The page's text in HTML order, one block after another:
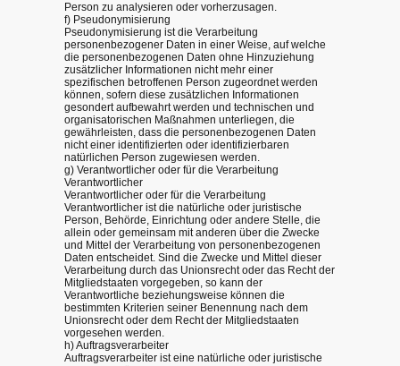
Person zu analysieren oder vorherzusagen.
f) Pseudonymisierung
Pseudonymisierung ist die Verarbeitung
personenbezogener Daten in einer Weise, auf welche
die personenbezogenen Daten ohne Hinzuziehung
zusätzlicher Informationen nicht mehr einer
spezifischen betroffenen Person zugeordnet werden
können, sofern diese zusätzlichen Informationen
gesondert aufbewahrt werden und technischen und
organisatorischen Maßnahmen unterliegen, die
gewährleisten, dass die personenbezogenen Daten
nicht einer identifizierten oder identifizierbaren
natürlichen Person zugewiesen werden.
g) Verantwortlicher oder für die Verarbeitung
Verantwortlicher
Verantwortlicher oder für die Verarbeitung
Verantwortlicher ist die natürliche oder juristische
Person, Behörde, Einrichtung oder andere Stelle, die
allein oder gemeinsam mit anderen über die Zwecke
und Mittel der Verarbeitung von personenbezogenen
Daten entscheidet. Sind die Zwecke und Mittel dieser
Verarbeitung durch das Unionsrecht oder das Recht der
Mitgliedstaaten vorgegeben, so kann der
Verantwortliche beziehungsweise können die
bestimmten Kriterien seiner Benennung nach dem
Unionsrecht oder dem Recht der Mitgliedstaaten
vorgesehen werden.
h) Auftragsverarbeiter
Auftragsverarbeiter ist eine natürliche oder juristische